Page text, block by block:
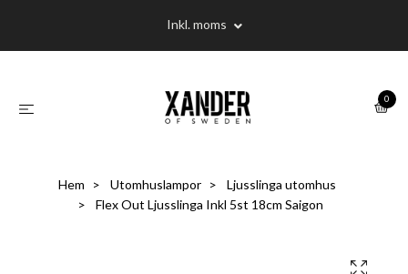
Inkl. moms
0
Hem Utomhuslampor
Ljusslinga utomhus
Flex Out Ljusslinga Inkl 5st 18cm Saigon